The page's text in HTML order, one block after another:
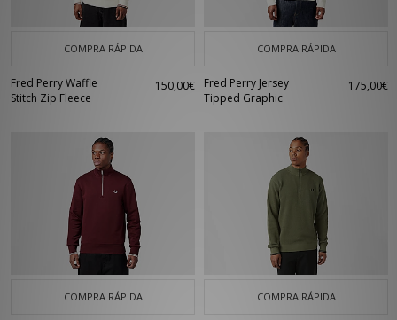
COMPRA RÁPIDA
Fred Perry Waffle
Stitch Zip Fleece
150,00€
COMPRA RÁPIDA
Fred Perry Jersey
Tipped Graphic
175,00€
COMPRA RÁPIDA COMPRA RÁPIDA